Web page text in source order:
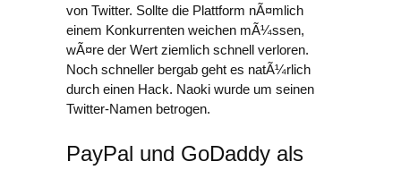
von Twitter. Sollte die Plattform nÃ¤mlich
einem Konkurrenten weichen mÃ¼ssen,
wÃ¤re der Wert ziemlich schnell verloren.
Noch schneller bergab geht es natÃ¼rlich
durch einen Hack. Naoki wurde um seinen
Twitter-Namen betrogen.
PayPal und GoDaddy als